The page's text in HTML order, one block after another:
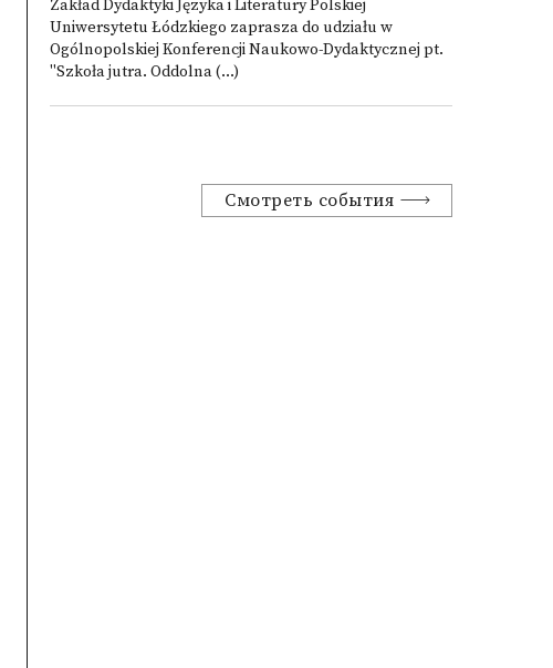
Zakład Dydaktyki Języka i Literatury Polskiej
Uniwersytetu Łódzkiego zaprasza do udziału w
Ogólnopolskiej Konferencji Naukowo-Dydaktycznej pt.
"Szkoła jutra. Oddolna (...)
Смотреть события